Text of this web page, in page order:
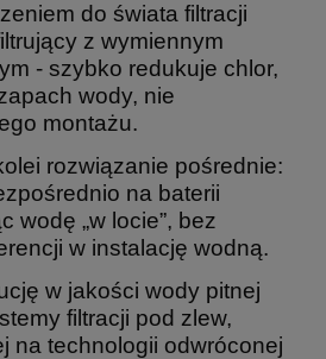
do świata filtracji
z wymiennym
- szybko redukuje chlor,
wody, nie
montażu.
rozwiązanie pośrednie:
na baterii
wodę „w locie”, bez
w instalację wodną.
w jakości wody pitnej
filtracji pod zlew,
na technologii odwróconej